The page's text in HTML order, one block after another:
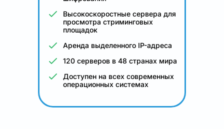
Высокоскоростные сервера для
просмотра стриминговых
площадок
Аренда выделенного IP-адреса
120 серверов в 48 странах мира
Доступен на всех современных
операционных системах